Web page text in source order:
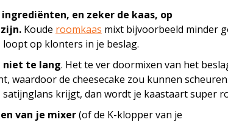
en zeker de kaas, op
Koude roomkaas mixt bijvoorbeeld minder
op klonters in je beslag.
niet te lang. Het te ver doormixen van het
waardoor de cheesecake zou kunnen scheuren.
krijgt, dan wordt je kaastaart super
van je mixer(of de K-klopper van je